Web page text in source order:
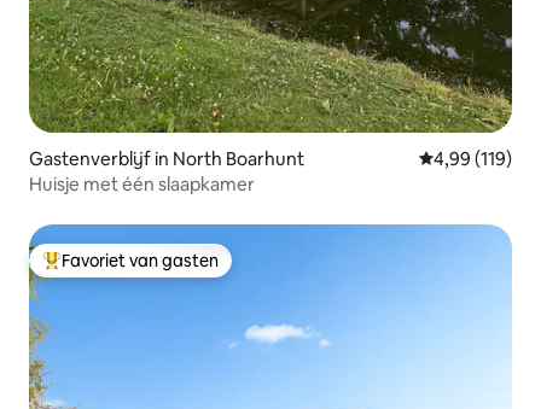
Gastenverblijf in North Boarhunt Gemiddelde
4,99 (119)
Huisje met één slaapkamer
Topfavoriet van gasten
Favoriet van gasten